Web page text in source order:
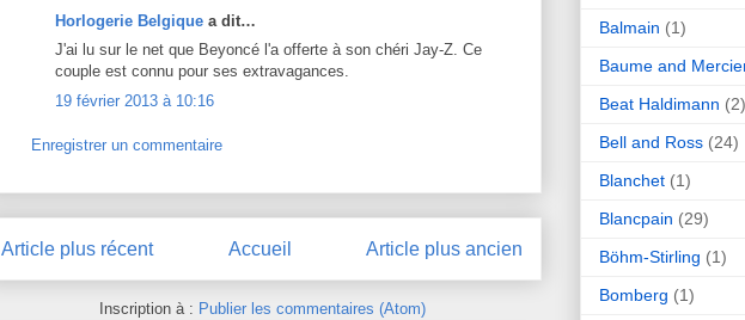
Horlogerie Belgique a dit…
J'ai lu sur le net que Beyoncé l'a offerte à son chéri Jay-Z. Ce
couple est connu pour ses extravagances.
19 février 2013 à 10:16
Enregistrer un commentaire
Article plus récent Article plus ancien
Accueil
Inscription à : Publier les commentaires (Atom)
Balmain (1)
Baume and
Beat Haldimann (2)
Bell and Ross (24)
Blanchet (1)
Blancpain (29)
Böhm-Stirling (1)
Bomberg (1)